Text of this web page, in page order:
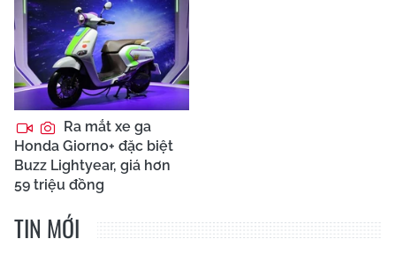
Ra mắt xe ga
Honda Giorno+ đặc biệt
Buzz Lightyear, giá hơn
59 triệu đồng
TIN MỚI